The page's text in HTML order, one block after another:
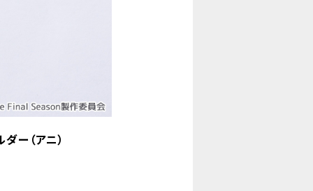
ー（アニ）